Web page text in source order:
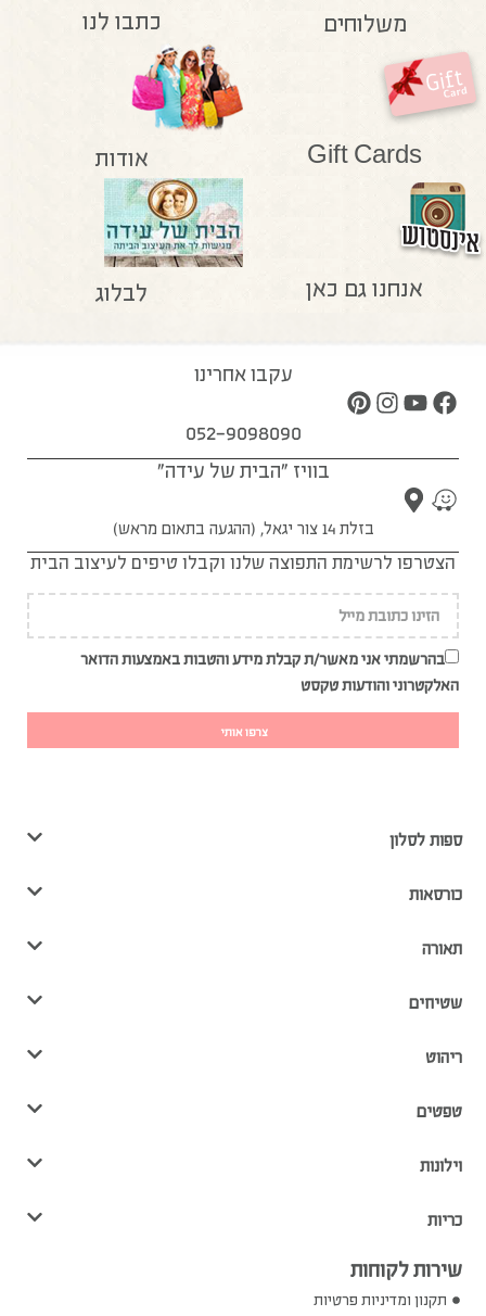
משלוחים כתבו לנו
Gift Cards אודות
אנחנו גם כאן לבלוג
עקבו אחרינו
052-9098090
בוויז "הבית של עידה"
בזלת 14 צור יגאל, (ההגעה בתאום מראש)
הצטרפו לרשימת התפוצה שלנו וקבלו טיפים לעיצוב הבית
בהרשמתי אני מאשר/ת קבלת מידע והטבות באמצעות הדואר
האלקטרוני והודעות טקסט
צרפו אותי
ספות לסלון
כורסאות
תאורה
שטיחים
ריהוט
טפטים
וילונות
כריות
שירות לקוחות
תקנון ומדיניות פרטיות